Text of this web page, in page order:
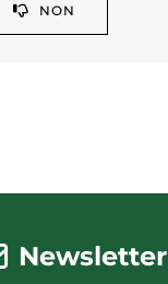
NON
Newsletter